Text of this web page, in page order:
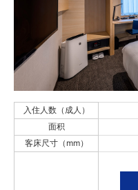
入住人数（成人）
面积
客床尺寸（mm）